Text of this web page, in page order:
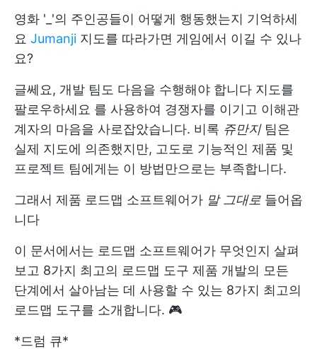
영화 '_'의 주인공들이 어떻게 행동했는지 기억하세
요 Jumanji 지도를 따라가면 게임에서 이길 수 있나
요?
글쎄요, 개발 팀도 다음을 수행해야 합니다 지도를
팔로우하세요 를 사용하여 경쟁자를 이기고 이해관
계자의 마음을 사로잡았습니다. 비록 쥬만지팀은
실제 지도에 의존했지만, 고도로 기능적인 제품 및
프로젝트 팀에게는 이 방법만으로는 부족합니다.
그래서 제품 로드맵 소프트웨어가 말 그대로 들어옵
니다
이 문서에서는 로드맵 소프트웨어가 무엇인지 살펴
보고 8가지 최고의 로드맵 도구 제품 개발의 모든
단계에서 살아남는 데 사용할 수 있는 8가지 최고의
로드맵 도구를 소개합니다. 🎮
*드럼 큐*